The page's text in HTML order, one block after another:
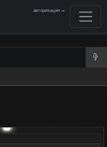
авторизация →